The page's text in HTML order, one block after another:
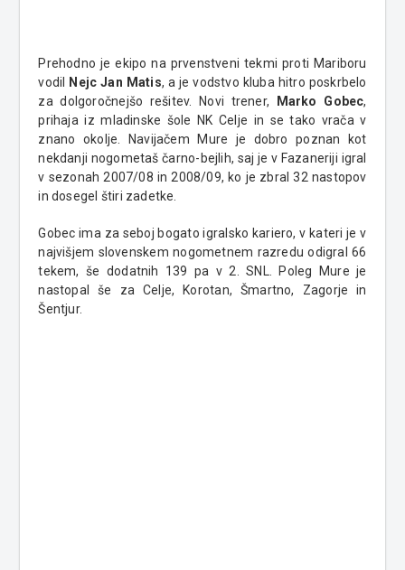
Prehodno je ekipo na prvenstveni tekmi proti Mariboru
vodil
Nejc Jan Matis, a je vodstvo kluba hitro poskrbelo
za dolgoročnejšo rešitev. Novi trener,
Marko Gobec,
prihaja iz mladinske šole NK Celje in se tako vrača v
znano okolje. Navijačem Mure je dobro poznan kot
nekdanji nogometaš čarno-bejlih, saj je v Fazaneriji igral
v sezonah 2007/08 in 2008/09, ko je zbral 32 nastopov
in dosegel štiri zadetke.
Gobec ima za seboj bogato igralsko kariero, v kateri je v
najvišjem slovenskem nogometnem razredu odigral 66
tekem, še dodatnih 139 pa v 2. SNL. Poleg Mure je
nastopal še za Celje, Korotan, Šmartno, Zagorje in
Šentjur.